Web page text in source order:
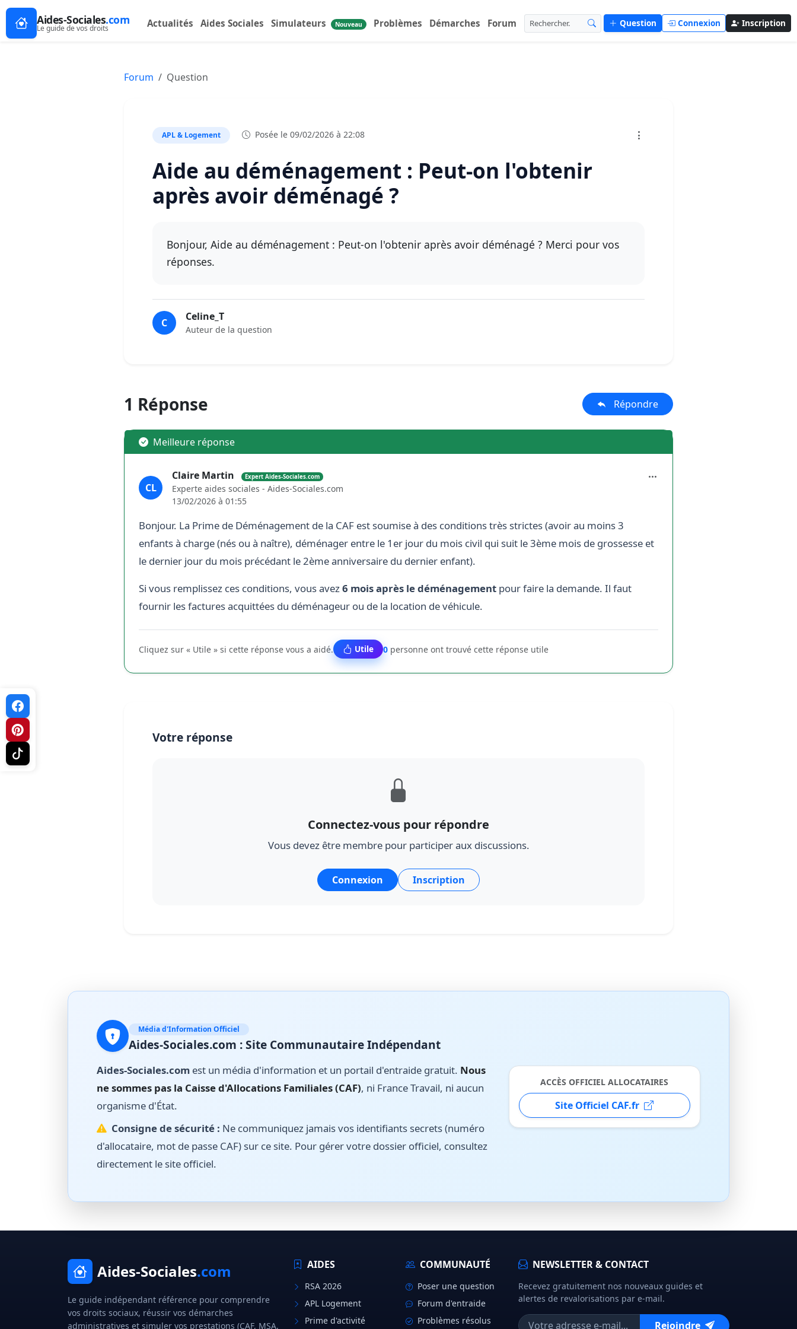
Aides-Sociales.com
Le guide de vos droits Actualités Aides Sociales Simulateurs Nouveau Problèmes Démarches Forum Question Connexion Inscription
Forum Question
APL & Logement Posée le 09/02/2026 à 22:08
Aide au déménagement : Peut-on l'obtenir
après avoir déménagé ?
Bonjour, Aide au déménagement : Peut-on l'obtenir après avoir déménagé ? Merci pour vos
réponses.
C Celine_T
Auteur de la question
1 Réponse Répondre
Meilleure réponse
CL
Claire Martin Expert Aides-Sociales.com
Experte aides sociales - Aides-Sociales.com
13/02/2026 à 01:55
Bonjour. La Prime de Déménagement de la CAF est soumise à des conditions très strictes (avoir au moins 3
enfants à charge (nés ou à naître), déménager entre le 1er jour du mois civil qui suit le 3ème mois de grossesse et
le dernier jour du mois précédant le 2ème anniversaire du dernier enfant).
Si vous remplissez ces conditions, vous avez6 mois après le déménagement pour faire la demande. Il faut
fournir les factures acquittées du déménageur ou de la location de véhicule.
Cliquez sur « Utile » si cette réponse vous a aidé. Utile 0 personne ont trouvé cette réponse utile
Votre réponse
Connectez-vous pour répondre
Vous devez être membre pour participer aux discussions.
Connexion Inscription
Média d'Information Officiel
Aides-Sociales.com : Site Communautaire Indépendant
Aides-Sociales.com est un média d'information et un portail d'entraide gratuit. Nous
ne sommes pas la Caisse d'Allocations Familiales (CAF), ni France Travail, ni aucun
organisme d'État.
Consigne de sécurité : Ne communiquez jamais vos identifiants secrets (numéro
d'allocataire, mot de passe CAF) sur ce site. Pour gérer votre dossier officiel, consultez
directement le site officiel.
ACCÈS OFFICIEL ALLOCATAIRES
Site Officiel CAF.fr
Aides-Sociales.com
Le guide indépendant référence pour comprendre
vos droits sociaux, réussir vos démarches
administratives et simuler vos prestations (CAF, MSA,
AIDES
RSA 2026
APL Logement
Prime d'activité
COMMUNAUTÉ
Poser une question
Forum d'entraide
Problèmes résolus
NEWSLETTER & CONTACT
Recevez gratuitement nos nouveaux guides et
alertes de revalorisations par e-mail.
Rejoindre